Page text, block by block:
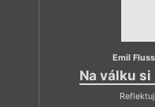
Emil
Na válku